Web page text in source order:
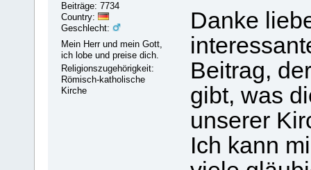
Beiträge: 7734
Country:
Geschlecht:
Mein Herr und mein Gott,
ich lobe und preise dich.
Religionszugehörigkeit:
Römisch-katholische
Kirche
Danke
Beitrag,
gibt, was
unserer
Ich kann